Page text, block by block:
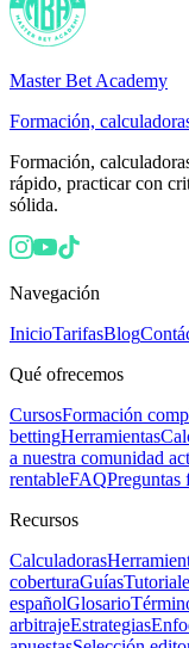
Master Bet Academy
Formación,
Formación,
rápido, practicar con
sólida.
Navegación
InicioTarifasBlog
Qué ofrecemos
CursosFormación
bettingHerramientas
a nuestra comunidad
rentableFAQPreguntas
Recursos
Calculadoras
coberturaGuías
españolGlosario
arbitrajeEstrategias